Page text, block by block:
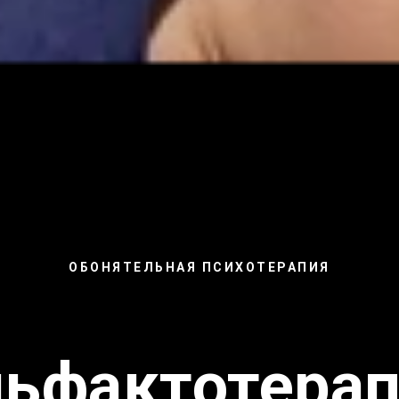
ОБОНЯТЕЛЬНАЯ ПСИХОТЕРАПИЯ